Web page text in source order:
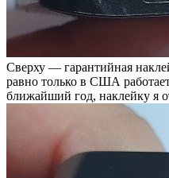
Сверху — гарантийная
равно только в США
ближайший год, наклейку я